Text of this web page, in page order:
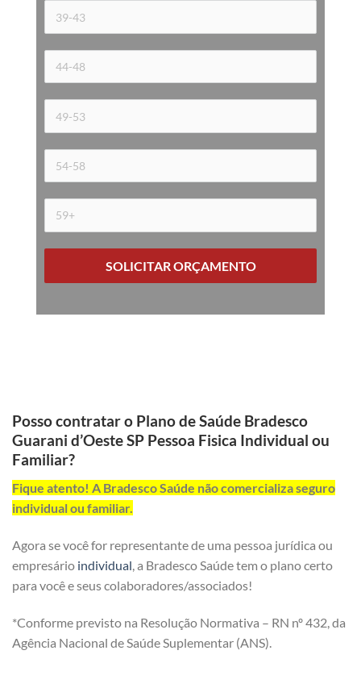
SOLICITAR ORÇAMENTO
Posso contratar o Plano de Saúde Bradesco
Guarani d’Oeste SP Pessoa Fisica Individual ou
Familiar?
Fique atento! A Bradesco Saúde não comercializa seguro
individual ou familiar.
Agora se você for representante de uma pessoa jurídica ou
empresário individual , a Bradesco Saúde tem o plano certo
para você e seus colaboradores/associados!
*Conforme previsto na Resolução Normativa – RN nº 432, da
Agência Nacional de Saúde Suplementar (ANS).